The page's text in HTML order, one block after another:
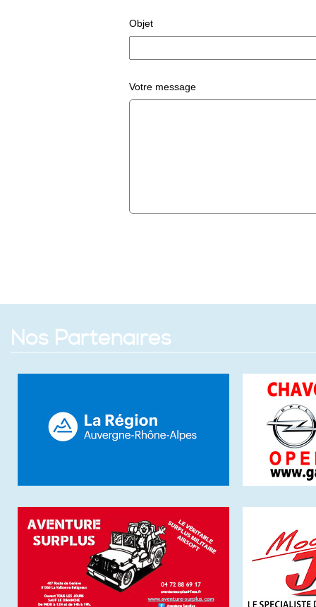
Objet
Votre message
Nos Partenaires